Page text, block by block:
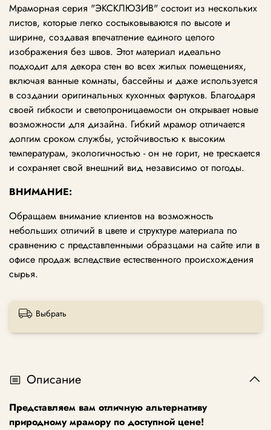
Мраморная серия "ЭКСКЛЮЗИВ" состоит из нескольких
листов, которые легко состыковываются по высоте и
ширине, создавая впечатление единого целого
изображения без швов. Этот материал идеально
подходит для декора стен во всех жилых помещениях,
включая ванные комнаты, бассейны и даже используется
в создании оригинальных кухонных фартуков. Благодаря
своей гибкости и светопроницаемости он открывает новые
возможности для дизайна. Гибкий мрамор отличается
долгим сроком службы, устойчивостью к высоким
температурам, экологичностью - он не горит, не трескается
и сохраняет свой внешний вид независимо от погоды.
ВНИМАНИЕ:
Обращаем внимание клиентов на возможность
небольших отличий в цвете и структуре материала по
сравнению с представленными образцами на сайте или в
офисе продаж вследствие естественного происхождения
сырья.
Выбрать
Описание
Представляем вам отличную альтернативу
природному мрамору по доступной цене!